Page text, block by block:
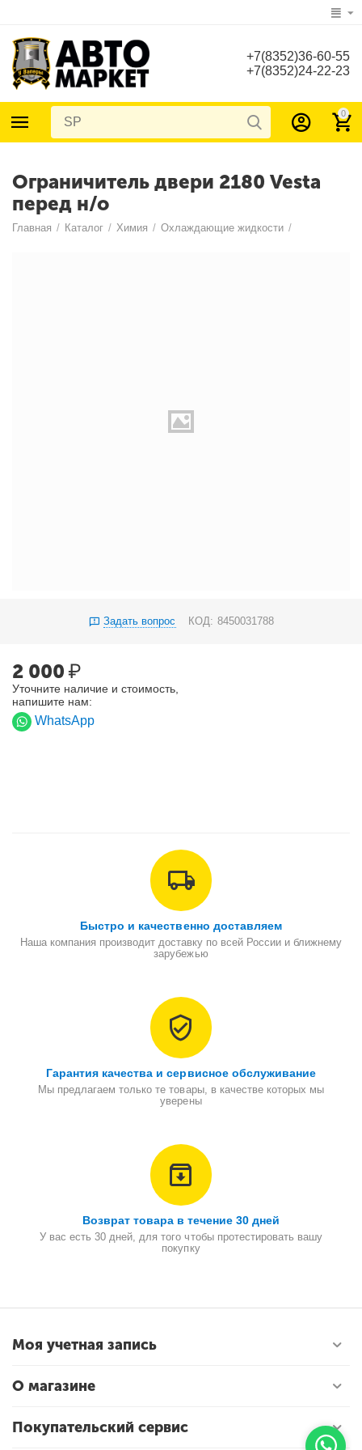
+7(8352)36-60-55
+7(8352)24-22-23
0
Ограничитель двери 2180 Vesta
перед н/о
Главная / Каталог / Химия / Охлаждающие жидкости /
Задать вопрос КОД: 8450031788
2 000₽
Уточните наличие и стоимость,
напишите нам:
WhatsApp
Быстро и качественно доставляем
Наша компания производит доставку по всей России и ближнему
зарубежью
Гарантия качества и сервисное обслуживание
Мы предлагаем только те товары, в качестве которых мы
уверены
Возврат товара в течение 30 дней
У вас есть 30 дней, для того чтобы протестировать вашу
покупку
Моя учетная запись
О магазине
Покупательский сервис